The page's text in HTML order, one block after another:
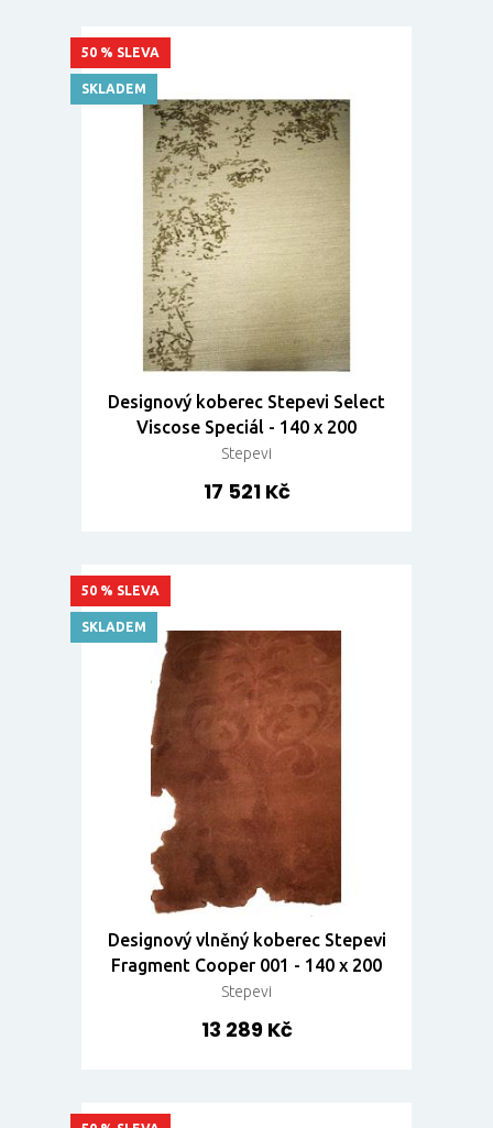
Designový koberec Stepevi Select
Viscose Speciál - 140 x 200
Stepevi
17 521 Kč
50 % SLEVA
SKLADEM
Designový vlněný koberec Stepevi
Fragment Cooper 001 - 140 x 200
Stepevi
13 289 Kč
50 % SLEVA
SKLADEM